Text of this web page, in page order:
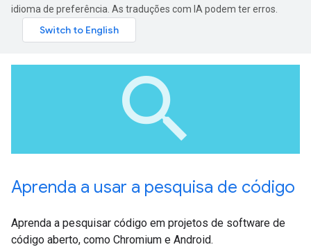
idioma de preferência. As traduções com IA podem ter erros.
search
Aprenda a usar a pesquisa de código
Aprenda a pesquisar código em projetos de software de
código aberto, como Chromium e Android.